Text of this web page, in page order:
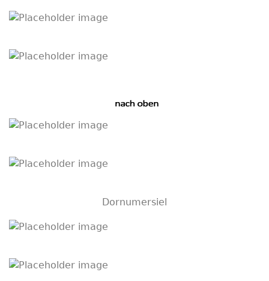
Dornumersiel